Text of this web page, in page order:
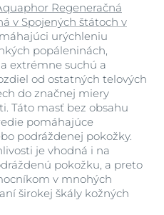
Regeneračná
v Spojených štátoch v
urýchleniu
popáleninách,
extrémne suchú a
od ostatných telových
do značnej miery
Táto masť bez obsahu
pomáhajúce
podráždenej pokožky.
je vhodná i na
pokožku, a preto
v mnohých
širokej škály kožných